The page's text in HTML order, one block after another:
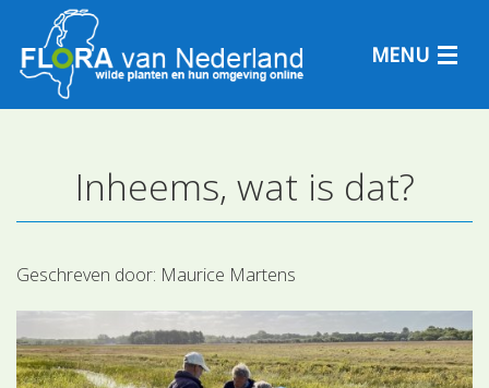
MENU
Plantensoorten
Plantengemeenschappen
Determineren
Inheems, wat is dat?
Geschreven door: Maurice Martens